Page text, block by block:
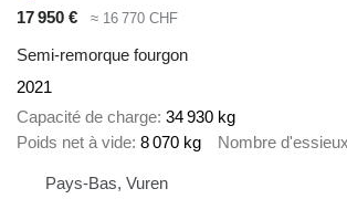
17 950 € ≈ 16 770 CHF
Semi-remorque fourgon
2021
Capacité de charge 34 930 kg
Poids net à vide 8 070 kg Nombre d'essieux
Pays-Bas, Vuren